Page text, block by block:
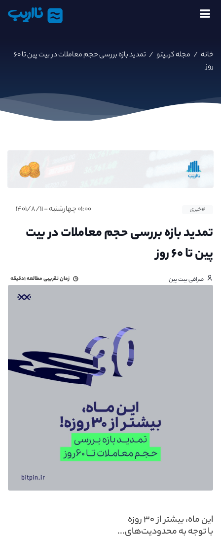
نااریب
خانه / مجله کریپتو /
تمدید بازه بررسی حجم معاملات در بیت پین تا ۶۰
روز
#خبری ۰۱:۰۰ چهارشنبه - ۱۴۰۱/۸/۱۱
تمدید بازه بررسی حجم معاملات در بیت
پین تا ۶۰ روز
صرافی بیت پین زمان تقریبی مطالعه۱دقیقه
این ماه، بیشتر از ۳۰ روزه
با توجه به محدودیت‌های...